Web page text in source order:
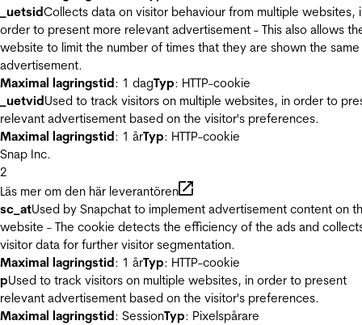
_uetsidCollects data on visitor behaviour from multiple websites,
order to present more relevant advertisement - This also allows
website to limit the number of times that they are shown the same
advertisement.
Maximal lagringstid: 1 dagTyp: HTTP-cookie
_uetvidUsed to track visitors on multiple websites, in order to
relevant advertisement based on the visitor's preferences.
Maximal lagringstid: 1 årTyp: HTTP-cookie
Snap Inc.
2
Läs mer om den här leverantören
sc_atUsed by Snapchat to implement advertisement content on
website - The cookie detects the efficiency of the ads and
visitor data for further visitor segmentation.
Maximal lagringstid: 1 årTyp: HTTP-cookie
pUsed to track visitors on multiple websites, in order to present
relevant advertisement based on the visitor's preferences.
Maximal lagringstid: SessionTyp: Pixelspårare